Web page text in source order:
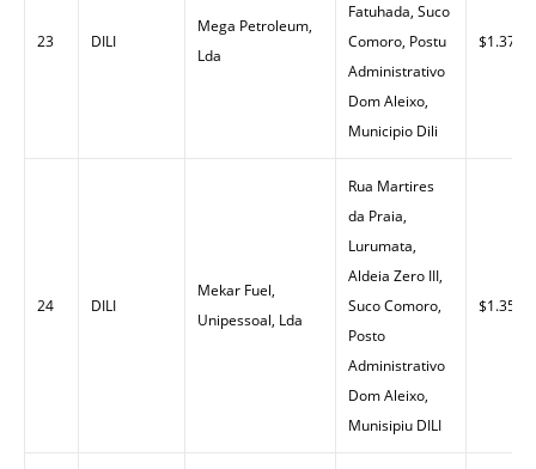
23 DILI
Mega Petroleum,
Lda
Fatuhada, Suco
Comoro, Postu
Administrativo
Dom Aleixo,
Municipio Dili
$1.37
24 DILI
Mekar Fuel,
Unipessoal, Lda
Rua Martires
da Praia,
Lurumata,
Aldeia Zero III,
Suco Comoro,
Posto
Administrativo
Dom Aleixo,
Munisipiu DILI
$1.35